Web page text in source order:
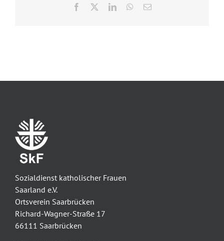
Facebook LinkedInWhatsApp
E-
Sozialdienst katholischer Frauen
Saarland e.V.
Ortsverein Saarbrücken
Richard-Wagner-Straße 17
66111 Saarbrücken